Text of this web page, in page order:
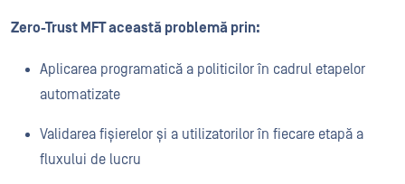
Zero-Trust MFT această problemă prin:
Aplicarea programatică a politicilor în cadrul etapelor
automatizate
Validarea fișierelor și a utilizatorilor în fiecare etapă a
fluxului de lucru